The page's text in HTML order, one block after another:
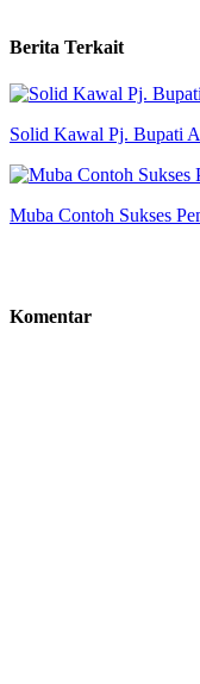
Berita Terkait
Solid Kawal Pj. Bupati
Muba Contoh Sukses
Komentar